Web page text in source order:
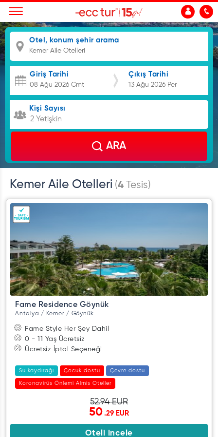
Otel, konum şehir arama
Giriş Tarihi Çıkış Tarihi
Kişi Sayısı
2 Yetişkin
ARA
Kemer Aile Otelleri (4 Tesis)
Fame Residence Göynük
Antalya / Kemer / Göynük
Fame Style Her Şey Dahil
0 - 11 Yaş Ücretsiz
Ücretsiz İptal Seçeneği
Su kaydırağı Çocuk dostu Çevre dostu
Koronavirüs Önlemi Almis Oteller
52.94 EUR
50.29 EUR
Oteli incele